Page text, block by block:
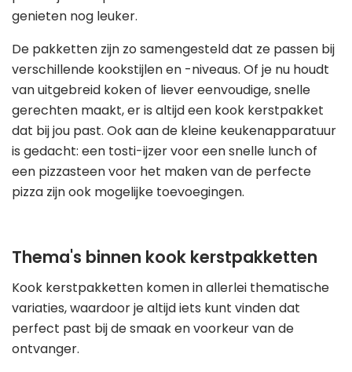
genieten nog leuker.
De pakketten zijn zo samengesteld dat ze passen bij
verschillende kookstijlen en -niveaus. Of je nu houdt
van uitgebreid koken of liever eenvoudige, snelle
gerechten maakt, er is altijd een kook kerstpakket
dat bij jou past. Ook aan de kleine keukenapparatuur
is gedacht: een tosti-ijzer voor een snelle lunch of
een pizzasteen voor het maken van de perfecte
pizza zijn ook mogelijke toevoegingen.
Thema's binnen kook kerstpakketten
Kook kerstpakketten komen in allerlei thematische
variaties, waardoor je altijd iets kunt vinden dat
perfect past bij de smaak en voorkeur van de
ontvanger.